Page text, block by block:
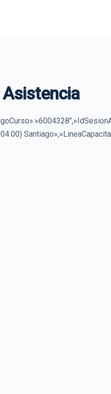
Asistencia